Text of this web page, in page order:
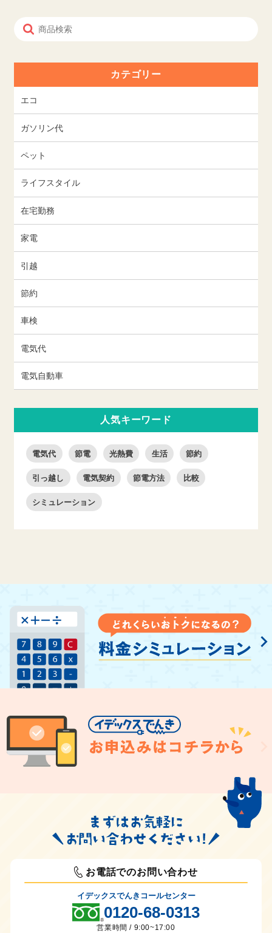
カテゴリー
エコ
ガソリン代
ペット
ライフスタイル
在宅勤務
家電
引越
節約
車検
電気代
電気自動車
人気キーワード
電気代 節電 光熱費 生活 節約
引っ越し 電気契約 節電方法 比較
シミュレーション
お電話でのお問い合わせ
イデックスでんきコールセンター
0120-68-0313
営業時間 / 9:00~17:00